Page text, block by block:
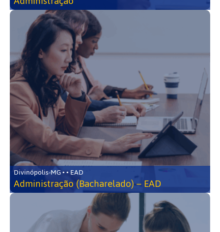
Divinópolis-MG • • EAD
Administração (Bacharelado) – EAD